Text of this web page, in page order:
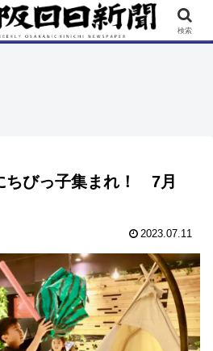
連載 街ネタ イベント
ちびっ子集まれ！ 7月
2023.07.11
検索